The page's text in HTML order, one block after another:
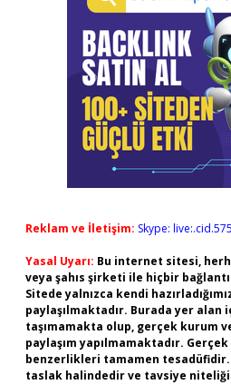
Reklam ve İletişim: Skype:
Yasal Uyarı: Bu internet sitesi,
veya şahıs şirketi ile hiçbir
Sitede yalnızca kendi
paylaşılmaktadır. Burada yer
taşımamakta olup, gerçek kurum
paylaşım yapılmamaktadır.
benzerlikleri tamamen
taslak halindedir ve tavsiye niteliği